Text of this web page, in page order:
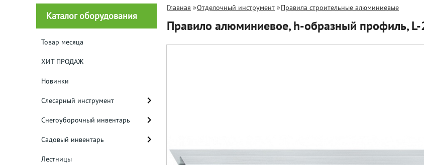
Каталог оборудования
Товар месяца
ХИТ ПРОДАЖ
Новинки
Слесарный инструмент
Снегоуборочный инвентарь
Садовый инвентарь
Лестницы
Главная »Отделочный инструмент »Правила строительные алюминиевые
Правило алюминиевое, h-образный профиль,